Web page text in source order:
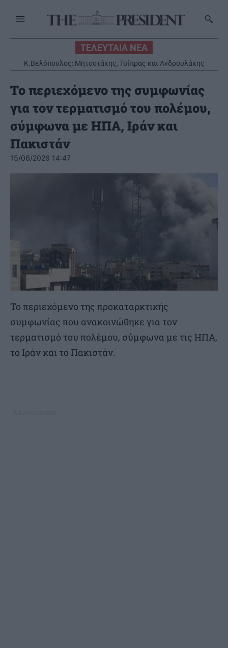
ΤΕΛΕΥΤΑΙΑ ΝΕΑ
K.Βελόπουλος: Μητσοτάκης, Τσίπρας και Ανδρουλάκης
ευθύνονται για τις πυρκαγιές
Το περιεχόμενο της συμφωνίας
για τον τερματισμό του πολέμου,
σύμφωνα με ΗΠΑ, Ιράν και
Πακιστάν
15/06/2026 14:47
Το περιεχόμενο της προκαταρκτικής
συμφωνίας που ανακοινώθηκε για τον
τερματισμό του πολέμου, σύμφωνα με τις ΗΠΑ,
το Ιράν και το Πακιστάν.